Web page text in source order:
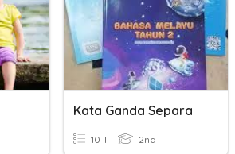
Kata Ganda Separa
10 T 2nd